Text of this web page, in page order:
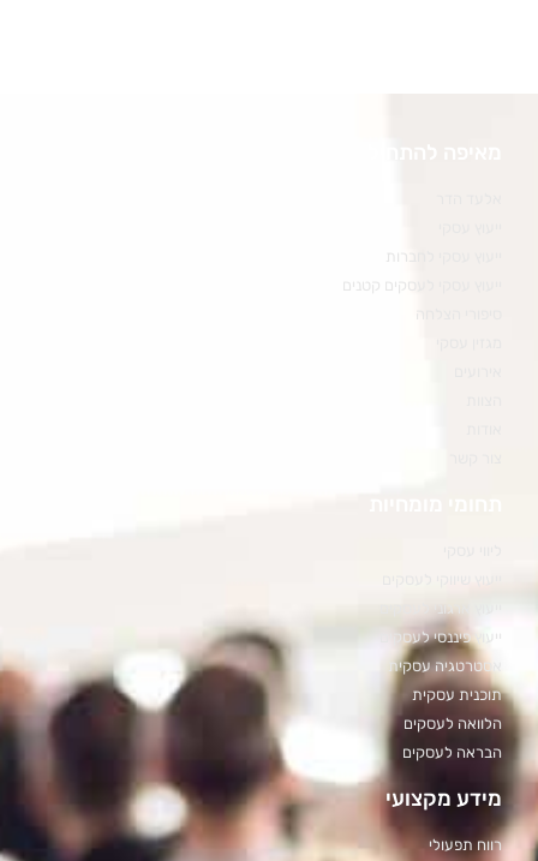
ייעוץ עסקי לחברות
ייעוץ עסקי לעסקים קטנים
ייעוץ פיננסי לעסקים
אסטרטגיה עסקית
תוכנית עסקית
הלוואה לעסקים
הבראה לעסקים
מידע מקצועי
רווח תפעולי